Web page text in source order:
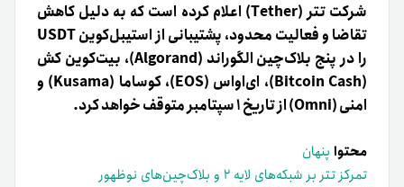
شرکت تتر (Tether) اعلام کرده است که به دلیل کاهش
تقاضا و فعالیت محدود، پشتیبانی از استیبل‌کوین USDT
را در پنج بلاک‌چین الگوراند (Algorand)، بیت‌کوین کش
(Bitcoin Cash)، ای‌اواس (EOS)، کوساما (Kusama) و
امنی (Omni) از تاریخ ۱ سپتامبر متوقف خواهد کرد.
محتوا پنهان
تمرکز تتر بر شبکه‌های لایه ۲ و بلاک‌چین‌های نوظهور